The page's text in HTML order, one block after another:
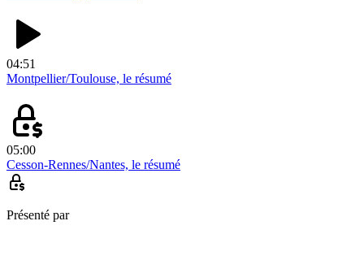
04:51
Montpellier/Toulouse, le résumé
05:00
Cesson-Rennes/Nantes, le résumé
Présenté par